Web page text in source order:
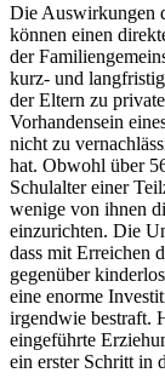
Die Auswirkungen
können einen
der
kurz- und
der Eltern zu
Vorhandensein
nicht zu
hat. Obwohl über
Schulalter einer
wenige von ihnen
einzurichten. Die
dass mit Erreichen
gegenüber
eine enorme
irgendwie bestraft.
eingeführte
ein erster Schritt in